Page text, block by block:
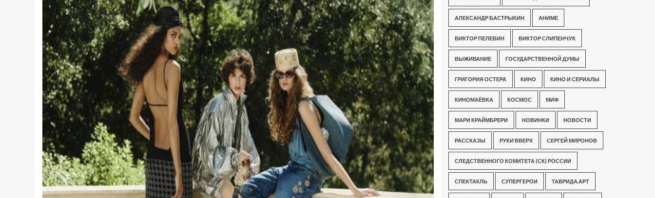
АЛЕКСАНДР БАСТРЫКИН АНИМЕ
ВИКТОР ПЕЛЕВИН ВИКТОР СЛИПЕНЧУК
ВЫЖИВАНИЕ ГОСУДАРСТВЕННОЙ ДУМЫ
ГРИГОРИЯ ОСТЕРА КИНО КИНО И СЕРИАЛЫ
КИНОМАЁВКА КОСМОС МИФ
МАРИ КРАЙМБРЕРИ НОВИНКИ НОВОСТИ
РАССКАЗЫ РУКИ ВВЕРХ СЕРГЕЙ МИРОНОВ
СЛЕДСТВЕННОГО КОМИТЕТА (СК) РОССИИ
СПЕКТАКЛЬ СУПЕРГЕРОИ ТАВРИДА.АРТ